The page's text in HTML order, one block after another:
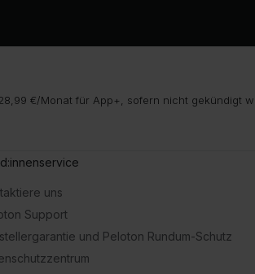
€/Monat für App+, sofern nicht gekündigt
uns
Support
und Peloton Rundum-Schutz